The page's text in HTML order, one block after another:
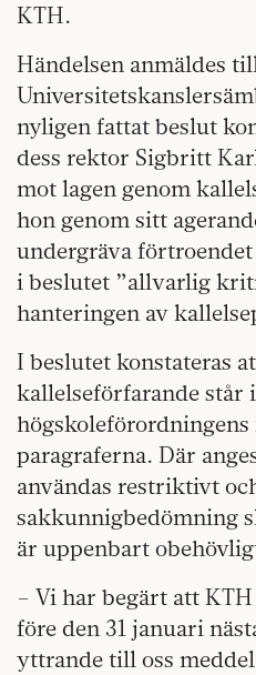
KTH.
Händelsen anmäldes
nyligen fattat beslut
dess rektor Sigbritt
mot lagen genom
hon genom sitt
undergräva
i beslutet ”allvarlig
hanteringen av
I beslutet konstateras
kallelseförfarande står
paragraferna. Där
användas restriktivt
sakkunnigbedömning
är uppenbart
– Vi har begärt att
före den 31 januari
yttrande till oss